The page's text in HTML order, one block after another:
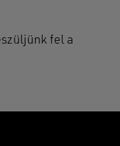
fel a